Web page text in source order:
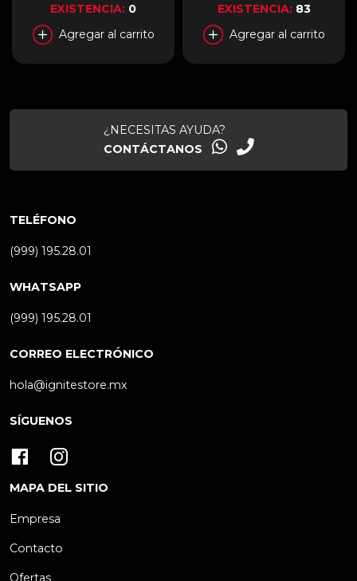
EXISTENCIA: 0
Agregar al carrito
EXISTENCIA: 83
Agregar al carrito
¿NECESITAS AYUDA?
CONTÁCTANOS
TELÉFONO
(999) 195.28.01
WHATSAPP
(999) 195.28.01
CORREO ELECTRÓNICO
hola@ignitestore.mx
SÍGUENOS
MAPA DEL SITIO
Empresa
Contacto